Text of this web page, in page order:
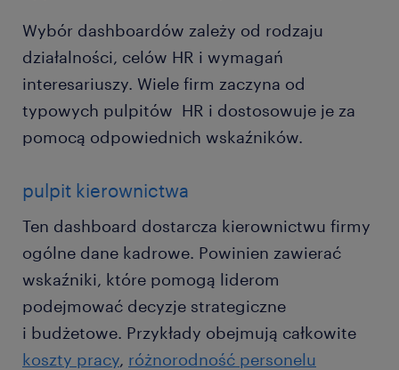
Wybór dashboardów zależy od rodzaju
działalności, celów HR i wymagań
interesariuszy. Wiele firm zaczyna od
typowych pulpitów HR i dostosowuje je za
pomocą odpowiednich wskaźników.
pulpit kierownictwa
Ten dashboard dostarcza kierownictwu firmy
ogólne dane kadrowe. Powinien zawierać
wskaźniki, które pomogą liderom
podejmować decyzje strategiczne
i budżetowe. Przykłady obejmują całkowite
koszty pracy, różnorodność personelu